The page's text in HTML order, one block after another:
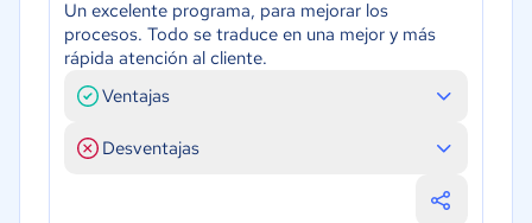
Un excelente programa, para mejorar los
procesos. Todo se traduce en una mejor y más
rápida atención al cliente.
Ventajas
Desventajas